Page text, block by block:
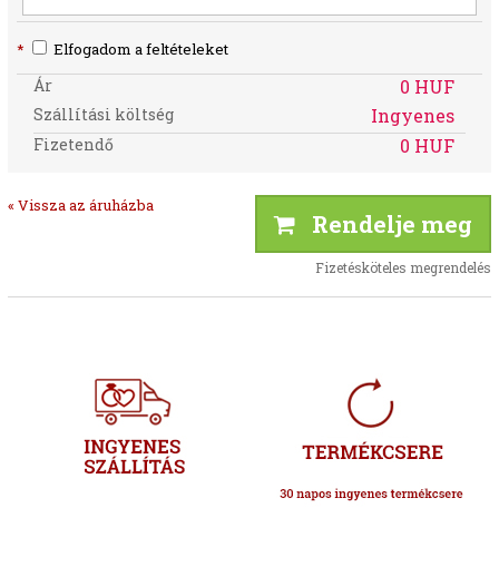
* Elfogadom a feltételeket
Ár 0 HUF
Szállítási költség Ingyenes
Fizetendő 0 HUF
« Vissza az áruházba
Rendelje meg
Fizetésköteles megrendelés